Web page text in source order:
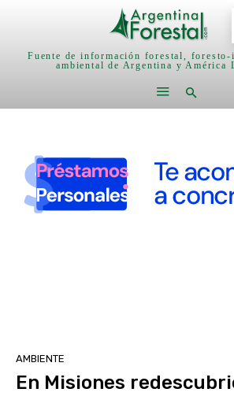
Fuente de información forestal,
ambiental de Argentina y América
AMBIENTE
En Misiones